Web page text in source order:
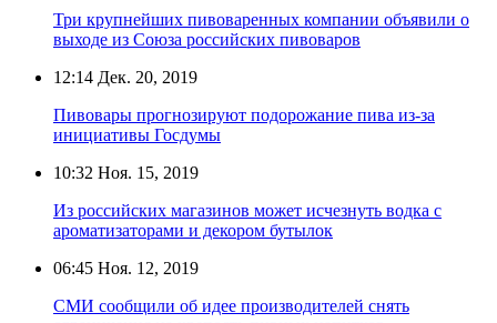
Три крупнейших пивоваренных компании объявили о
выходе из Союза российских пивоваров
12:14 Дек. 20, 2019
Пивовары прогнозируют подорожание пива из-за
инициативы Госдумы
10:32 Ноя. 15, 2019
Из российских магазинов может исчезнуть водка с
ароматизаторами и декором бутылок
06:45 Ноя. 12, 2019
СМИ сообщили об идее производителей снять